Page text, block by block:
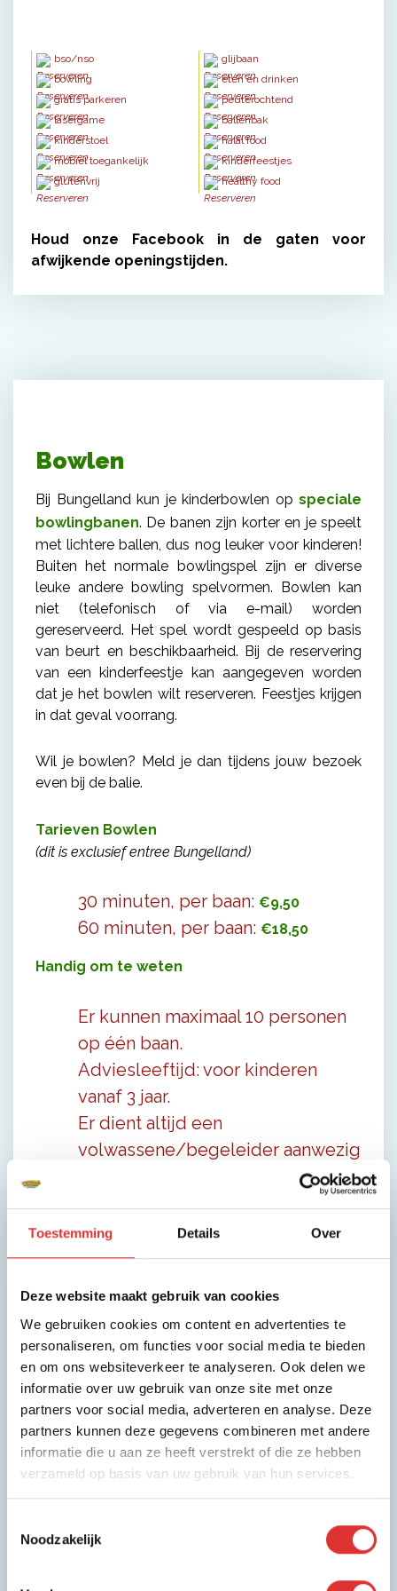
Toestemming Details Over
Deze website maakt gebruik van cookies
We gebruiken cookies om content en advertenties te
personaliseren, om functies voor social media te bieden
en om ons websiteverkeer te analyseren. Ook delen we
informatie over uw gebruik van onze site met onze
partners voor social media, adverteren en analyse. Deze
partners kunnen deze gegevens combineren met andere
informatie die u aan ze heeft verstrekt of die ze hebben
verzameld op basis van uw gebruik van hun services.
Noodzakelijk
bso/nso
glijbaan
bowling
eten en drinken
gratis parkeren
peuterochtend
lasergame
ballenbak
kinderstoel
halal food
mobiel toegankelijk
kinderfeestjes
glutenvrij
healthy food
Houd onze Facebook in de gaten voor
afwijkende openingstijden.
Bowlen
Bij Bungelland kun je kinderbowlen op speciale
bowlingbanen. De banen zijn korter en je speelt
met lichtere ballen, dus nog leuker voor kinderen!
Buiten het normale bowlingspel zijn er diverse
leuke andere bowling spelvormen. Bowlen kan
niet (telefonisch of via e-mail) worden
gereserveerd. Het spel wordt gespeeld op basis
van beurt en beschikbaarheid. Bij de reservering
van een kinderfeestje kan aangegeven worden
dat je het bowlen wilt reserveren. Feestjes krijgen
in dat geval voorrang.
Wil je bowlen? Meld je dan tijdens jouw bezoek
even bij de balie.
Tarieven Bowlen
(dit is exclusief entree Bungelland)
30 minuten, per baan: €9,50
60 minuten, per baan: €18,50
Handig om te weten
Er kunnen maximaal 10 personen
op één baan.
Adviesleeftijd: voor kinderen
vanaf 3 jaar.
Er dient altijd een
volwassene/begeleider aanwezig
Een bowling sessie duurt 30 of 60
minuten inclusief speluitleg.
Eten & drinken
Bungelland beschikt over een restaurant met
eenuitgebreide menukaart.
De